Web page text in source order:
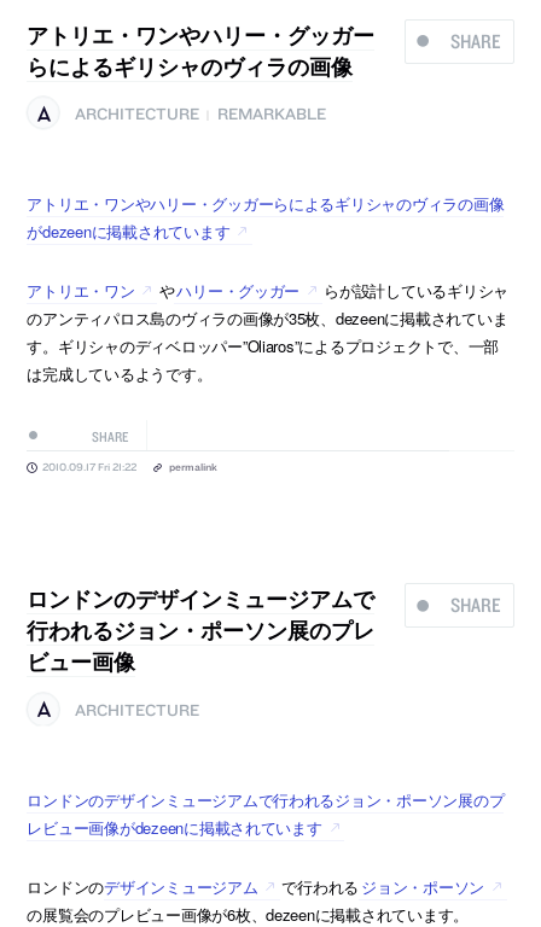
SHARE
アトリエ・ワンやハリー・グッガー
らによるギリシャのヴィラの画像
ARCHITECTURE REMARKABLE
アトリエ・ワンやハリー・グッガーらによるギリシャのヴィラの画像
がdezeenに掲載されています
アトリエ・ワン やハリー・グッガー
らが設計しているギリシャ
のアンティパロス島のヴィラの画像が35枚、dezeenに掲載されていま
す。ギリシャのディベロッパー”Oliaros”によるプロジェクトで、一部
は完成しているようです。
SHARE
2010.09.17 Fri 21:22 permalink
SHARE
ロンドンのデザインミュージアムで
行われるジョン・ポーソン展のプレ
ビュー画像
ARCHITECTURE
ロンドンのデザインミュージアムで行われるジョン・ポーソン展のプ
レビュー画像がdezeenに掲載されています
ロンドンのデザインミュージアム で行われる ジョン・ポーソン
の展覧会のプレビュー画像が6枚、dezeenに掲載されています。